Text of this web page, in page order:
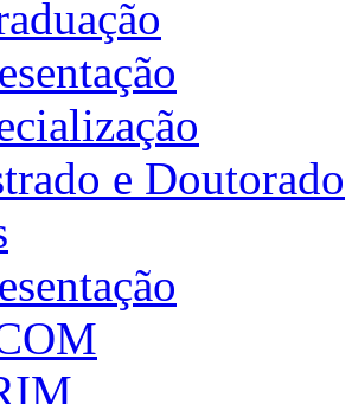
e Doutorado